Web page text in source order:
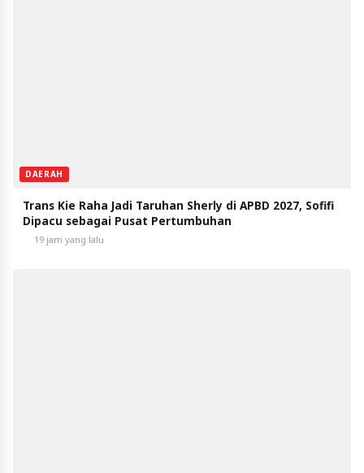
DAERAH
Trans Kie Raha Jadi Taruhan Sherly di APBD 2027, Sofifi
Dipacu sebagai Pusat Pertumbuhan
19 jam yang lalu